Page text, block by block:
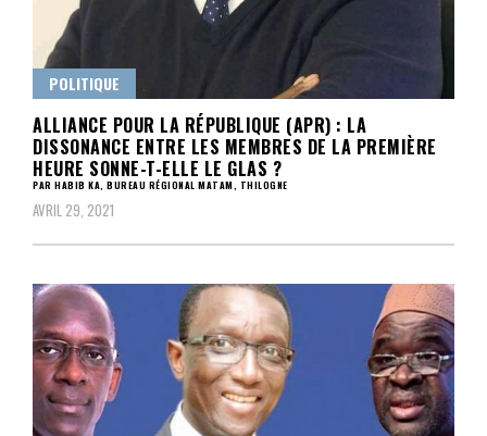
POLITIQUE
ALLIANCE POUR LA RÉPUBLIQUE (APR) : LA
DISSONANCE ENTRE LES MEMBRES DE LA PREMIÈRE
HEURE SONNE-T-ELLE LE GLAS ?
PAR HABIB KA, BUREAU RÉGIONAL MATAM, THILOGNE
AVRIL 29, 2021